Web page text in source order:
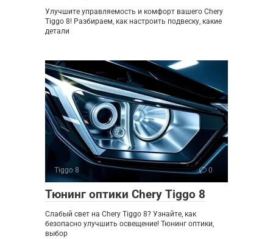
Улучшите управляемость и комфорт вашего Chery
Tiggo 8! Разбираем, как настроить подвеску, какие
детали
Tiggo 8 0
Тюнинг оптики Chery Tiggo 8
Слабый свет на Chery Tiggo 8? Узнайте, как
безопасно улучшить освещение! Тюнинг оптики,
выбор